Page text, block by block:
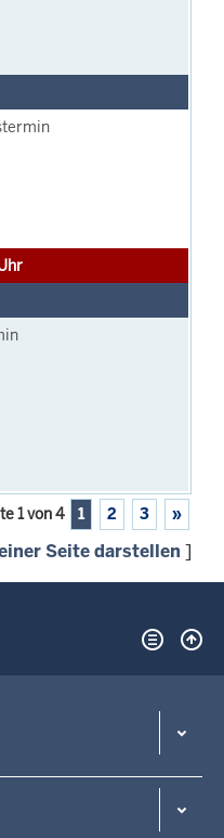
1 von 4 1 2 3 »
Seite darstellen ]